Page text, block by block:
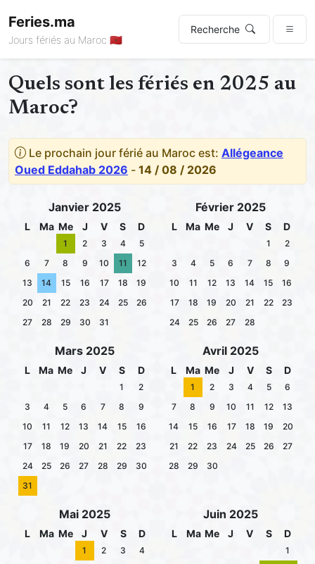
Feries.ma
Jours fériés au Maroc 🇲🇦
Recherche
Quels sont les fériés en 2025 au
Maroc?
Le prochain jour férié au Maroc est: Allégeance
Oued Eddahab 2026 - 14 / 08 / 2026
Janvier 2025
L Ma Me J V S D
1 2 3 4
5
6
7 8 9 10 11
12
13
14 15 16 17 18
19
20
21 22 23 24 25
26
27
28 29 30 31
Février 2025
L Ma Me J V S D
1
2
3
4 5 6 7 8
9
10
11 12 13 14 15
16
17
18 19 20 21 22
23
24
25 26 27 28
Mars 2025
L Ma Me J V S D
1
2
3
4 5 6 7 8
9
10
11 12 13 14 15
16
17
18 19 20 21 22
23
24
25 26 27 28 29
30
31
Avril 2025
L Ma Me J V S D
1 2 3 4 5
6
7
8 9 10 11 12
13
14
15 16 17 18 19
20
21
22 23 24 25 26
27
28
29 30
Mai 2025
L Ma Me J V S D
1 2 3
4
Juin 2025
L Ma Me J V S D
1